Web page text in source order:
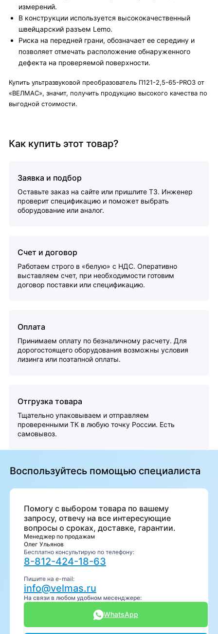
измерений.
В конструкции используется высококачественный
швейцарский разъем Lemo.
Риска на передней грани, обозначает ее середину и
позволяет отмечать расположение обнаруженного
дефекта на проверяемой поверхности.
Купить ультразвуковой преобразователь П121-2,5-65-PRO3 от
«ВЕЛМАС», значит, получить продукцию высокого качества по
выгодной стоимости.
Как купить этот товар?
Заявка и подбор
Оставьте заказ на сайте или пришлите ТЗ. Инженер
проверит спецификацию и поможет выбрать
оборудование или аналог.
Счет и договор
Работаем строго в «белую» с НДС. Оперативно
выставляем счет, при необходимости готовим
договор поставки или спецификацию.
Оплата
Принимаем оплату по безналичному расчету. Для
дорогостоящего оборудования возможны условия
лизинга или поэтапной оплаты.
Отгрузка товара
Тщательно упаковываем и отправляем
проверенными ТК в любую точку России. Есть
самовывоз.
Воспользуйтесь помощью специалиста
Помогу с выбором товара по вашему
запросу, отвечу на все интересующие
вопросы о сроках, доставке, гарантии.
Менеджер по продажам
Олег Ульянов
Бесплатно консультирую по телефону:
8-812-424-18-63
Пишите на e-mail:
info@velmas.ru
На связи в любом удобном месенджере:
WhatsApp